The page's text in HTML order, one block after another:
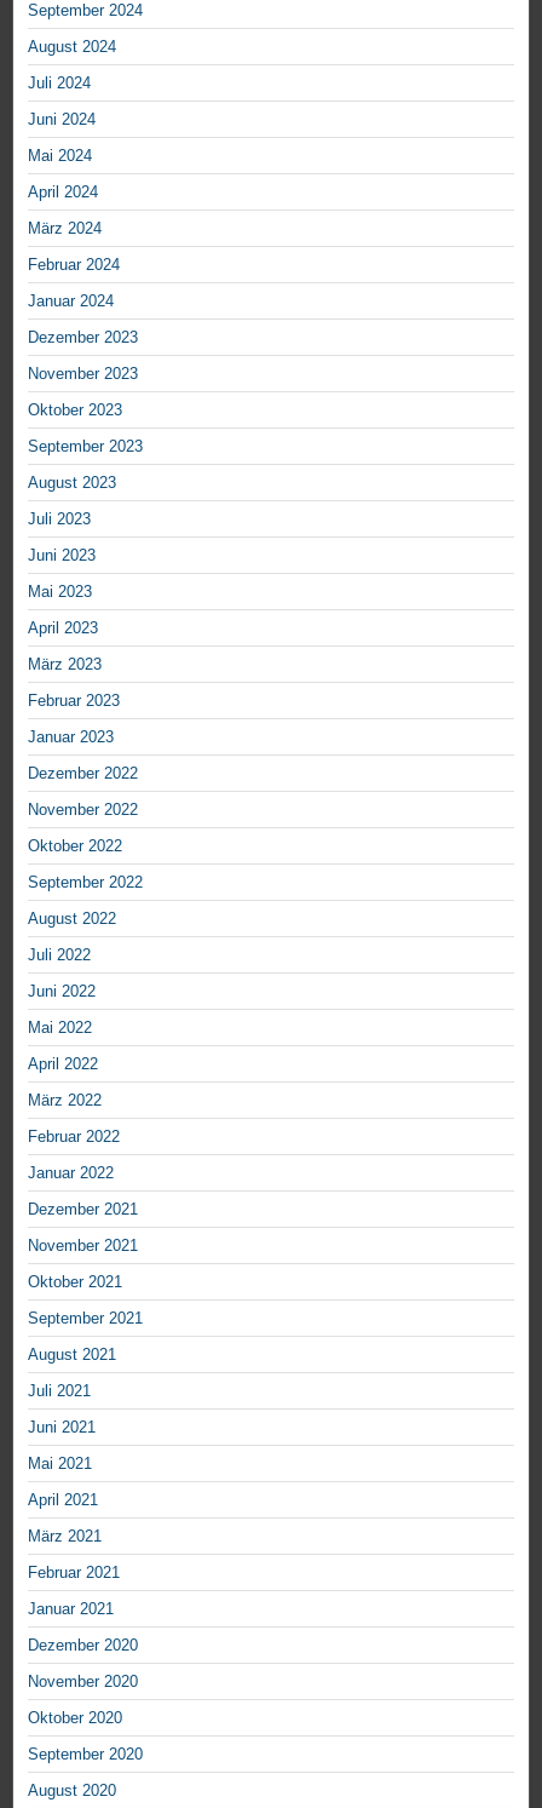
September 2024
August 2024
Juli 2024
Juni 2024
Mai 2024
April 2024
März 2024
Februar 2024
Januar 2024
Dezember 2023
November 2023
Oktober 2023
September 2023
August 2023
Juli 2023
Juni 2023
Mai 2023
April 2023
März 2023
Februar 2023
Januar 2023
Dezember 2022
November 2022
Oktober 2022
September 2022
August 2022
Juli 2022
Juni 2022
Mai 2022
April 2022
März 2022
Februar 2022
Januar 2022
Dezember 2021
November 2021
Oktober 2021
September 2021
August 2021
Juli 2021
Juni 2021
Mai 2021
April 2021
März 2021
Februar 2021
Januar 2021
Dezember 2020
November 2020
Oktober 2020
September 2020
August 2020